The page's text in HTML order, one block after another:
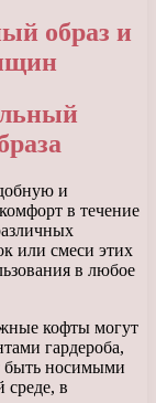
образ и
и
в течение
или смеси этих
в любое
кофты могут
гардероба,
быть носимыми
среде, в